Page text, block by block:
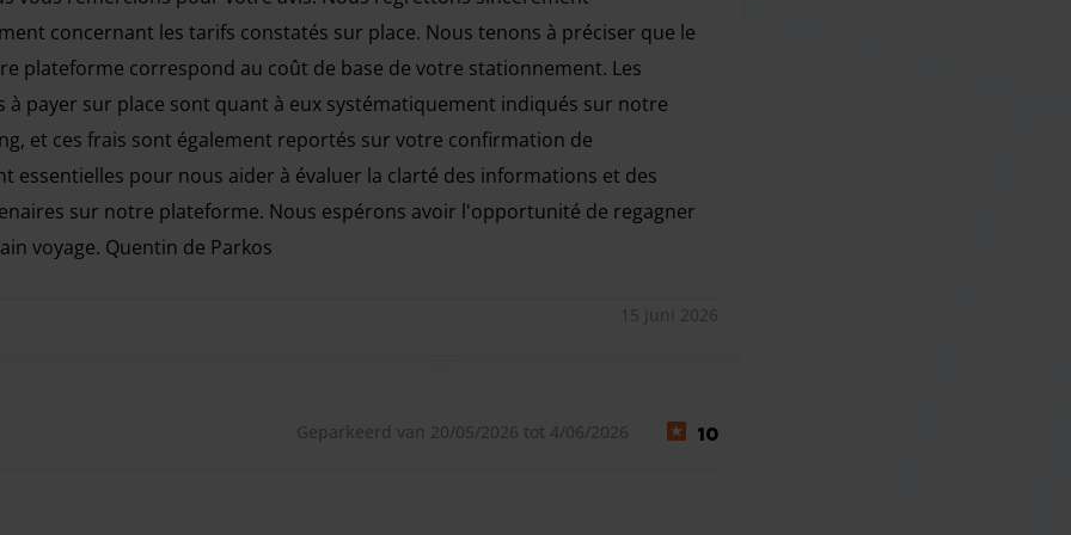
diensten. Het personeel parkeert je auto, dus je
*FEESTDAGENTOESLAG: +€10,00*
per Shuttle = **€10 Retour*
Retour* *(GOLFCLUBS / DUIKUITRUSTING /
**Kosten voor wijziging van het oorspronkelijke
LANG VOERTUIG: **+4,50 meter lang €6/ dag.*
als de parking een weekend omvat, exclusief
**Voor elke vertraging van meer dan
opladen.
concernant les tarifs constatés sur place. Nous tenons à préciser que le
plateforme correspond au coût de base de votre stationnement. Les
à payer sur place sont quant à eux systématiquement indiqués sur notre
et ces frais sont également reportés sur votre confirmation de
essentielles pour nous aider à évaluer la clarté des informations et des
sur notre plateforme. Nous espérons avoir l'opportunité de regagner
voyage. Quentin de Parkos
15 juni 2026
Geparkeerd van 20/05/2026 tot 4/06/2026 10